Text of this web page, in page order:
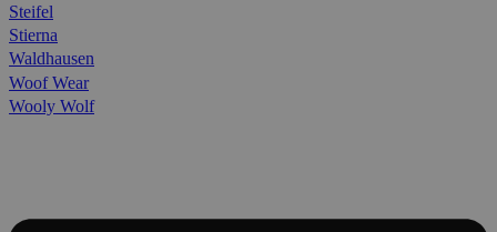
Steifel
Stierna
Waldhausen
Woof Wear
Wooly Wolf